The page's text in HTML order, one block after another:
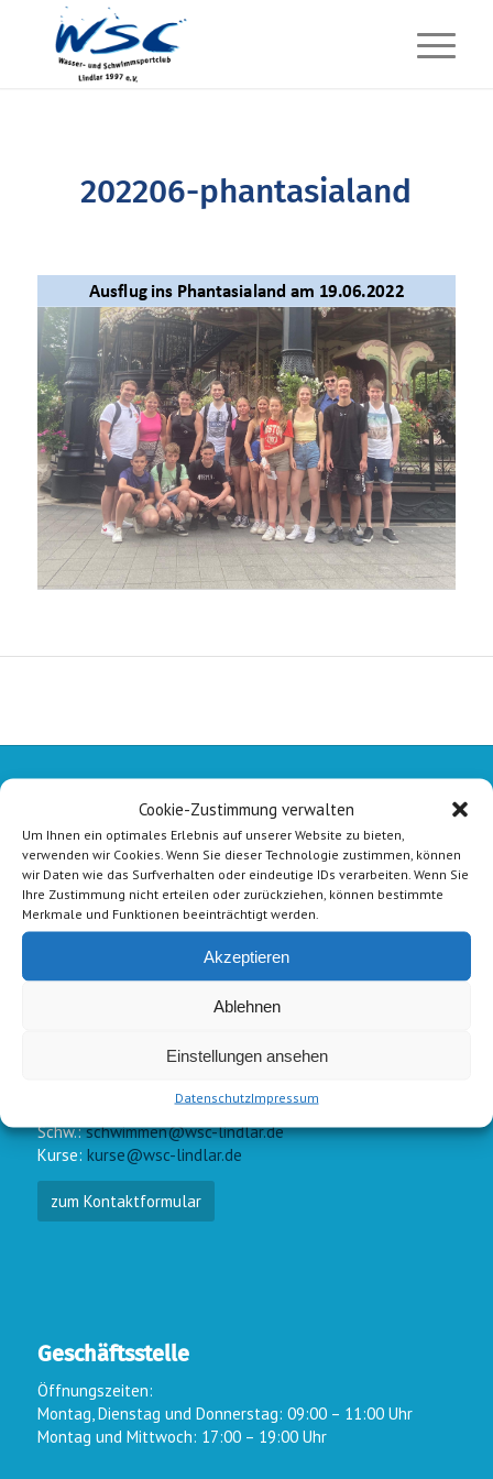
Cookie-Zustimmung verwalten
Um Ihnen ein optimales Erlebnis auf unserer Website zu bieten,
verwenden wir Cookies. Wenn Sie dieser Technologie zustimmen, können
wir Daten wie das Surfverhalten oder eindeutige IDs verarbeiten. Wenn Sie
Ihre Zustimmung nicht erteilen oder zurückziehen, können bestimmte
Merkmale und Funktionen beeinträchtigt werden.
Akzeptieren
Ablehnen
Einstellungen ansehen
DatenschutzImpressum
202206-phantasialand
Ausflug ins Phantasialand am 19.06.2022
info@wsc-lindlar.de
Schw.:schwimmen@wsc-lindlar.de
Kurse: kurse@wsc-lindlar.de
zum Kontaktformular
Geschäftsstelle
Öffnungszeiten:
Montag, Dienstag und Donnerstag: 09:00 – 11:00 Uhr
Montag und Mittwoch: 17:00 – 19:00 Uhr